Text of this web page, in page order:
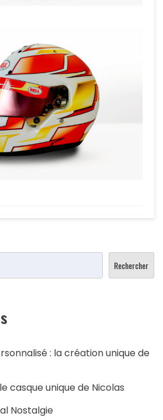
Rechercher
: la création unique de
casque unique de Nicolas
Nostalgie